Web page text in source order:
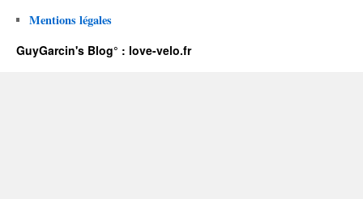
Mentions légales
GuyGarcin's Blog° : love-velo.fr